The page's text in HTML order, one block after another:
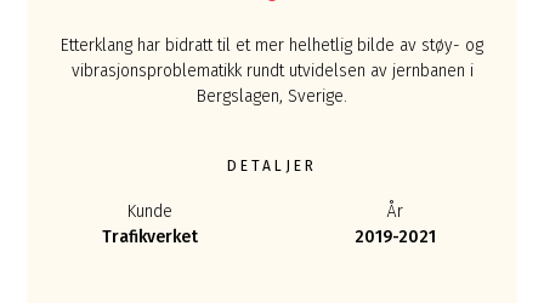
Etterklang har bidratt til et mer helhetlig bilde av støy- og
vibrasjonsproblematikk rundt utvidelsen av jernbanen i
Bergslagen, Sverige.
DETALJER
Kunde
Trafikverket
År
2019-2021